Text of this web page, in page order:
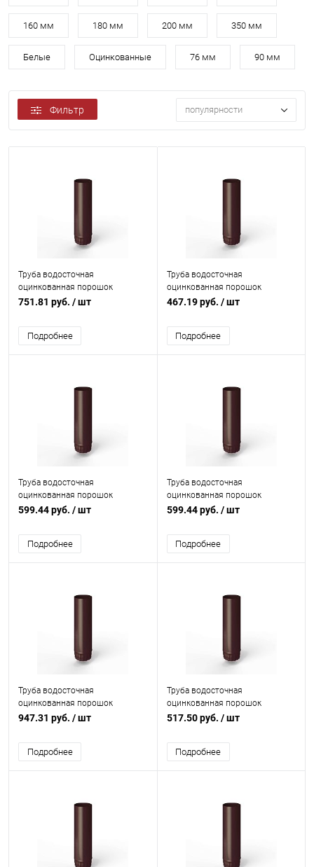
160 мм 180 мм 200 мм 350 мм
Белые Оцинкованные 76 мм 90 мм
Фильтр популярности
Труба водосточная
оцинкованная порошок
ф150х1250мм RAL 3007
751.81 руб. / шт
Подробнее
Труба водосточная
оцинкованная порошок
ф90х1250мм RAL 3007
467.19 руб. / шт
Подробнее
Труба водосточная
оцинкованная порошок
ф120х1250мм RAL 3007
599.44 руб. / шт
Подробнее
Труба водосточная
оцинкованная порошок
ф130х1250мм RAL 3007
599.44 руб. / шт
Подробнее
Труба водосточная
оцинкованная порошок
ф190х1250мм RAL 3007
947.31 руб. / шт
Подробнее
Труба водосточная
оцинкованная порошок
ф110х1250мм RAL 3007
517.50 руб. / шт
Подробнее